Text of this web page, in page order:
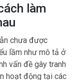
làm
chưa được
lầm như mô tả ở
vấn đề gây tranh
hoạt động tại các